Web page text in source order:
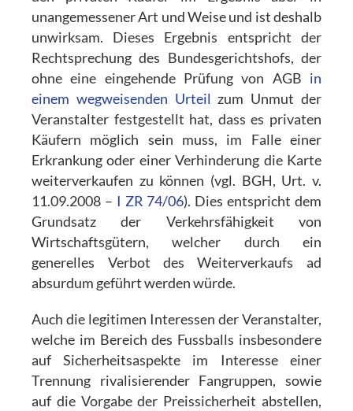
unangemessener Art und Weise und ist deshalb
unwirksam. Dieses Ergebnis entspricht der
Rechtsprechung des Bundesgerichtshofs, der
ohne eine eingehende Prüfung von AGB in
einem wegweisenden Urteil zum Unmut der
Veranstalter festgestellt hat, dass es privaten
Käufern möglich sein muss, im Falle einer
Erkrankung oder einer Verhinderung die Karte
weiterverkaufen zu können (vgl. BGH, Urt. v.
11.09.2008 – I ZR 74/06). Dies entspricht dem
Grundsatz der Verkehrsfähigkeit von
Wirtschaftsgütern, welcher durch ein
generelles Verbot des Weiterverkaufs ad
absurdum geführt werden würde.
Auch die legitimen Interessen der Veranstalter,
welche im Bereich des Fussballs insbesondere
auf Sicherheitsaspekte im Interesse einer
Trennung rivalisierender Fangruppen, sowie
auf die Vorgabe der Preissicherheit abstellen,